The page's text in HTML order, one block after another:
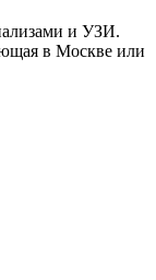
и УЗИ.
в Москве или